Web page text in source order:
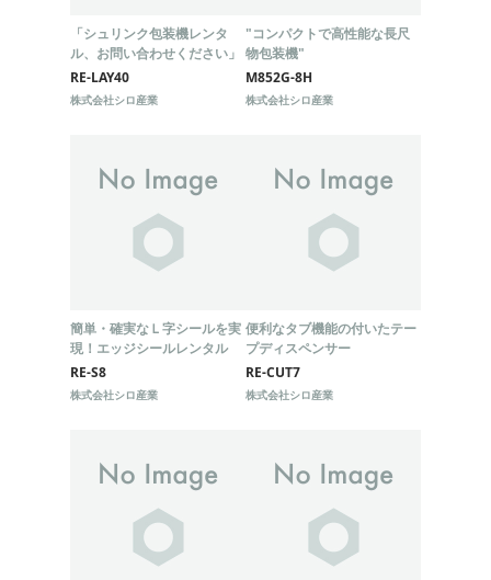
「シュリンク包装機レンタ
ル、お問い合わせください」
RE-LAY40
株式会社シロ産業
"コンパクトで高性能な長尺
物包装機"
M852G-8H
株式会社シロ産業
簡単・確実なＬ字シールを実
現！エッジシールレンタル
RE-S8
株式会社シロ産業
便利なタブ機能の付いたテー
プディスペンサー
RE-CUT7
株式会社シロ産業